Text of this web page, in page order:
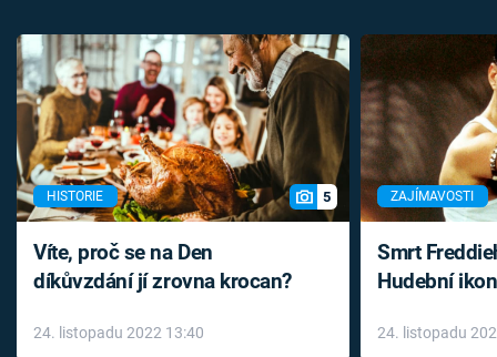
HISTORIE 5
Víte, proč se na Den
díkůvzdání jí zrovna krocan?
24. listopadu 2022 13:40
ZAJÍMAVOSTI
Smrt
Hudební
léky
24. listopadu